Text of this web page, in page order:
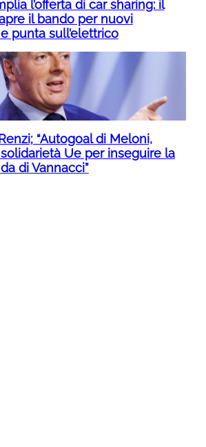
l’offerta di car sharing: il
il bando per nuovi
punta sull’elettrico
“Autogoal di Meloni,
Ue per inseguire la
di Vannacci”